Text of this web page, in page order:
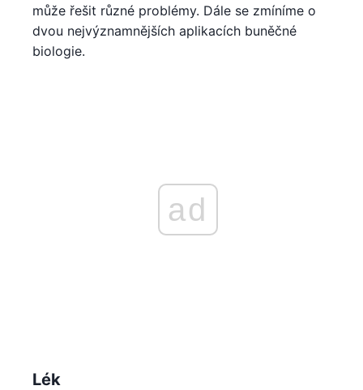
může řešit různé problémy. Dále se zmíníme o
dvou nejvýznamnějších aplikacích buněčné
biologie.
ad
Lék